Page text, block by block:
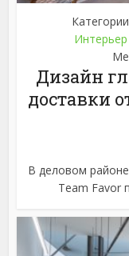
Дизайн
доставки
В деловом
Team Favor